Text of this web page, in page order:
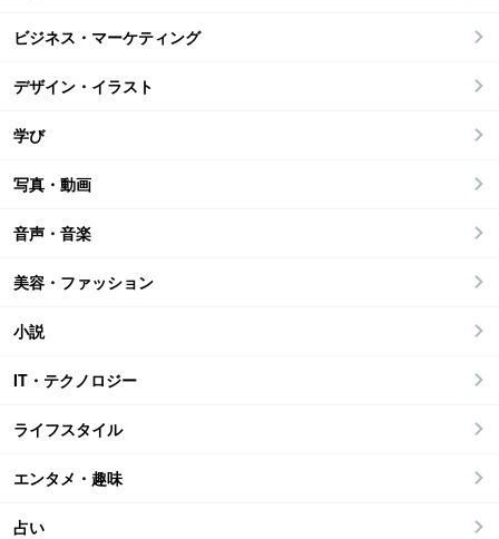
ビジネス・マーケティング
デザイン・イラスト
学び
写真・動画
音声・音楽
美容・ファッション
小説
IT・テクノロジー
ライフスタイル
エンタメ・趣味
占い